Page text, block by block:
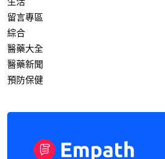
留言專區
綜合
醫藥大全
醫藥新聞
預防保健